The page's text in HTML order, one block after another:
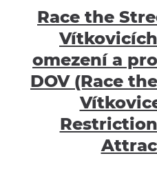
Největší
Káji –
Home Kalendář akcí
Největší hity
Atraktivity
Bolt Tower
Velký svět techniky
Malý svět techniky U6
Race the
omezení a
DOV (Race